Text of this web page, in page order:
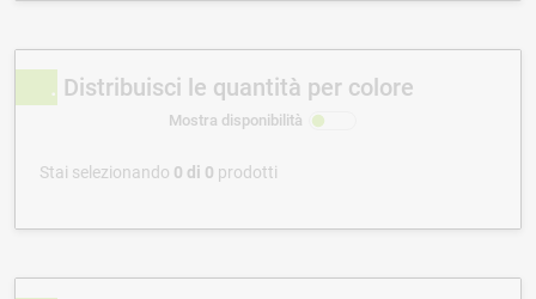
Distribuisci le quantità per colore
Mostra disponibilità
Stai selezionando 0 di 0 prodotti